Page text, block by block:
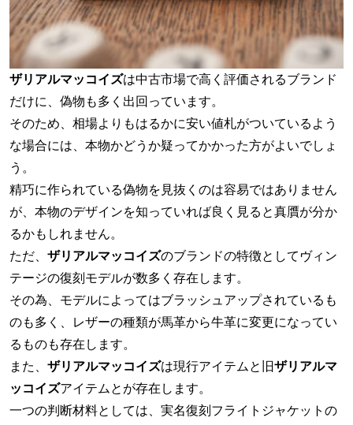
ザリアルマッコイズは中古市場で高く評価されるブランド
だけに、偽物も多く出回っています。
そのため、相場よりもはるかに安い値札がついているよう
な場合には、本物かどうか疑ってかかった方がよいでしょ
う。
精巧に作られている偽物を見抜くのは容易ではありません
が、本物のデザインを知っていれば良く見ると真贋が分か
るかもしれません。
ただ、ザリアルマッコイズのブランドの特徴としてヴィン
テージの復刻モデルが数多く存在します。
その為、モデルによってはブラッシュアップされているも
のも多く、レザーの種類が馬革から牛革に変更になってい
るものも存在します。
また、ザリアルマッコイズは現行アイテムと旧ザリアルマ
ッコイズアイテムとが存在します。
一つの判断材料としては、実名復刻フライトジャケットの